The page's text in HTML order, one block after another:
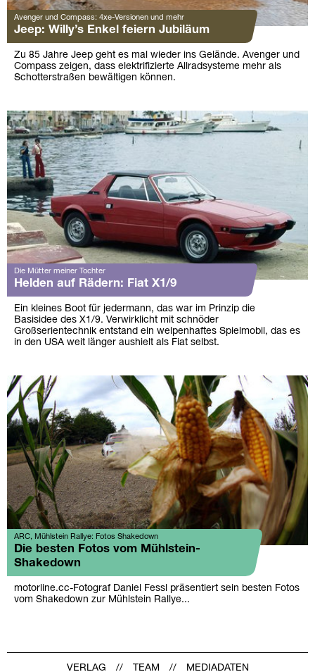
Avenger und Compass: 4xe-Versionen und mehr
Jeep: Willy’s Enkel feiern Jubiläum
Zu 85 Jahre Jeep geht es mal wieder ins Gelände. Avenger und
Compass zeigen, dass elektrifizierte Allradsysteme mehr als
Schotterstraßen bewältigen können.
Die Mütter meiner Tochter
Helden auf Rädern: Fiat X1/9
Ein kleines Boot für jedermann, das war im Prinzip die
Basisidee des X1/9. Verwirklicht mit schnöder
Großserientechnik entstand ein welpenhaftes Spielmobil, das es
in den USA weit länger aushielt als Fiat selbst.
ARC, Mühlstein Rallye: Fotos Shakedown
Die besten Fotos vom Mühlstein-
Shakedown
motorline.cc-Fotograf Daniel Fessl präsentiert sein besten Fotos
vom Shakedown zur Mühlstein Rallye...
VERLAG TEAM MEDIADATEN